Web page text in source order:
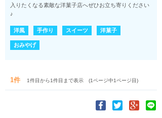
入りたくなる素敵な洋菓子店へぜひお立ち寄りください
♪
洋風 手作り スイーツ 洋菓子
おみやげ
1件 1件目から1件目まで表示 (1ページ中1ページ目)